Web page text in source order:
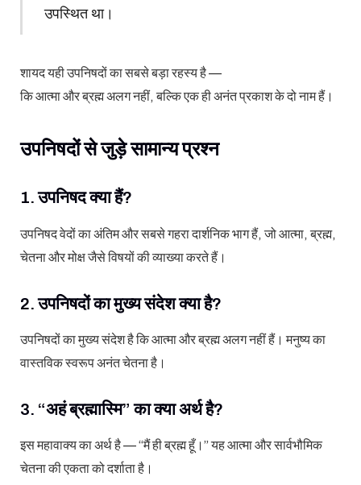
उपस्थित था।
शायद यही उपनिषदों का सबसे बड़ा रहस्य है —
कि आत्मा और ब्रह्म अलग नहीं, बल्कि एक ही अनंत प्रकाश के दो नाम हैं।
उपनिषदों से जुड़े सामान्य प्रश्न
1. उपनिषद क्या हैं?
उपनिषद वेदों का अंतिम और सबसे गहरा दार्शनिक भाग हैं, जो आत्मा, ब्रह्म,
चेतना और मोक्ष जैसे विषयों की व्याख्या करते हैं।
2. उपनिषदों का मुख्य संदेश क्या है?
उपनिषदों का मुख्य संदेश है कि आत्मा और ब्रह्म अलग नहीं हैं। मनुष्य का
वास्तविक स्वरूप अनंत चेतना है।
3. “अहं ब्रह्मास्मि” का क्या अर्थ है?
इस महावाक्य का अर्थ है — “मैं ही ब्रह्म हूँ।” यह आत्मा और सार्वभौमिक
चेतना की एकता को दर्शाता है।